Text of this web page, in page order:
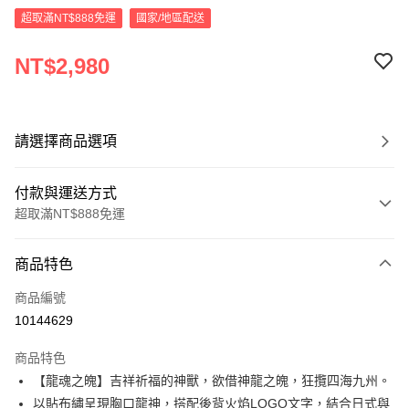
超取滿NT$888免運 國家/地區配送
NT$2,980
請選擇商品選項
付款與運送方式
超取滿NT$888免運
信用卡一次付款
超商取貨付款
Apple Pay
商品特色
商品編號
10144629
商品特色
【龍魂之魄】吉祥祈福的神獸，欲借神龍之魄，狂攬四海九州。
以貼布繡呈現胸口龍神，搭配後背火焰LOGO文字，結合日式與